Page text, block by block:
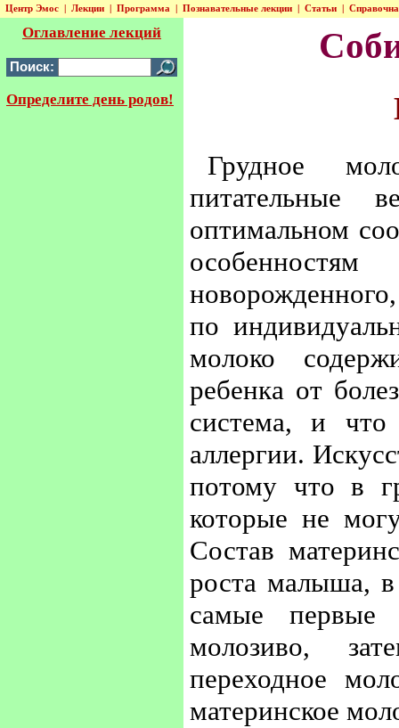
Центр Эмос Лекции Программа Познавательные лекции Статьи
Оглавление лекций
Поиск:
Определите день родов!
Грудное
питательные
оптимальном
по
молоко
ребенка от
система, и
аллергии.
потому что в
которые не
Состав
роста малыша, в
самые первые
молозиво,
переходное
материнское